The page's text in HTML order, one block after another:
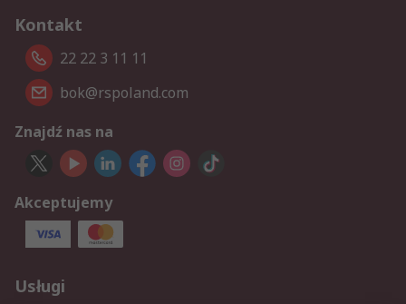
Kontakt
22 22 3 11 11
bok@rspoland.com
Znajdź nas na
Akceptujemy
Usługi